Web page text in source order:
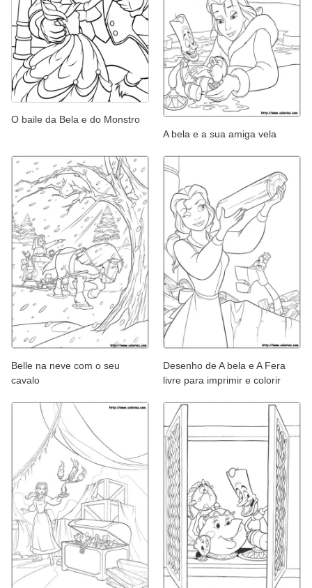
O baile da Bela e do Monstro
A bela e a sua amiga vela
Belle na neve com o seu
cavalo
Desenho de A bela e A Fera
livre para imprimir e colorir